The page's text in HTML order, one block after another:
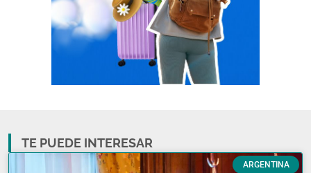
TE PUEDE INTERESAR
ARGENTINA